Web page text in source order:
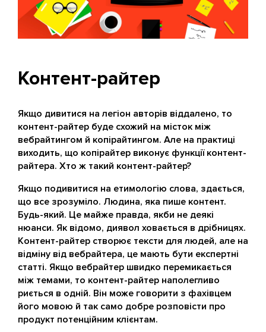
Контент-райтер
Якщо дивитися на легіон авторів віддалено, то
контент-райтер буде схожий на місток між
вебрайтингом й копірайтингом. Але на практиці
виходить, що копірайтер виконує функції контент-
райтера. Хто ж такий контент-райтер?
Якщо подивитися на етимологію слова, здається,
що все зрозуміло. Людина, яка пише контент.
Будь-який. Це майже правда, якби не деякі
нюанси. Як відомо, диявол ховається в дрібницях.
Контент-райтер створює тексти для людей, але на
відміну від вебрайтера, це мають бути експертні
статті. Якщо вебрайтер швидко перемикається
між темами, то контент-райтер наполегливо
риється в одній. Він може говорити з фахівцем
його мовою й так само добре розповісти про
продукт потенційним клієнтам.